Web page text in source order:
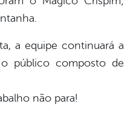
a equipe continuará a
público composto de
não para!